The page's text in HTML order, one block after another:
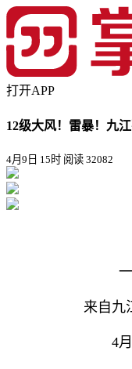
打开APP
12级大风！雷暴！九
4月9日 15时 阅读 32082
来自九
4